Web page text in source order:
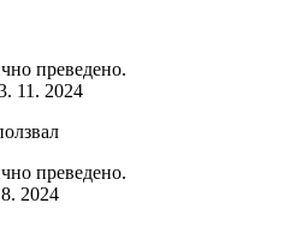
преведено.
11. 2024
преведено.
2024